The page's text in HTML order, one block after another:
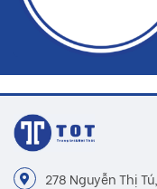
278 Nguyễn Thị